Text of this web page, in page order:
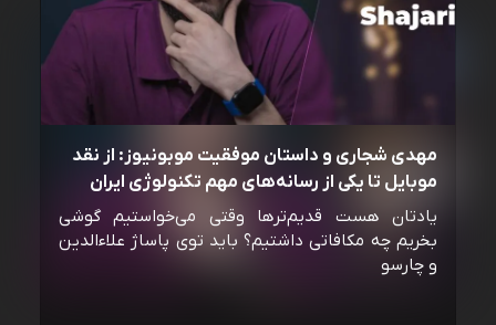
مهدی شجاری و داستان موفقیت موبونیوز: از نقد
موبایل تا یکی از رسانه‌‌های مهم تکنولوژی ایران
یادتان هست قدیم‌ترها وقتی می‌خواستیم گوشی
بخریم چه مکافاتی داشتیم؟ باید توی پاساژ علاءالدین
و چارسو